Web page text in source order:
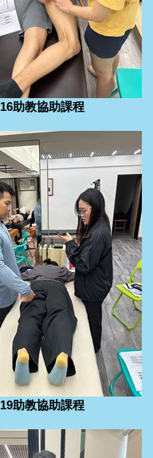
16助教協助課程
19助教協助課程